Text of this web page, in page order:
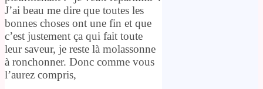
J’ai beau me dire que toutes les
bonnes choses ont une fin et que
c’est justement ça qui fait toute
leur saveur, je reste là molassonne
à ronchonner. Donc comme vous
l’aurez compris,